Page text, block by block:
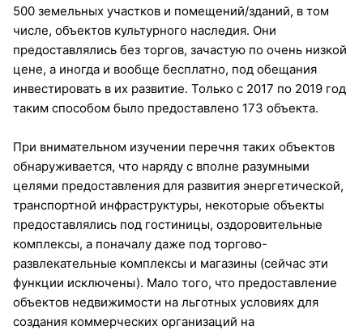
500 земельных участков и помещений/зданий, в том
числе, объектов культурного наследия. Они
предоставлялись без торгов, зачастую по очень низкой
цене, а иногда и вообще бесплатно, под обещания
инвестировать в их развитие. Только с 2017 по 2019 год
таким способом было предоставлено 173 объекта.
При внимательном изучении перечня таких объектов
обнаруживается, что наряду с вполне разумными
целями предоставления для развития энергетической,
транспортной инфраструктуры, некоторые объекты
предоставлялись под гостиницы, оздоровительные
комплексы, а поначалу даже под торгово-
развлекательные комплексы и магазины (сейчас эти
функции исключены). Мало того, что предоставление
объектов недвижимости на льготных условиях для
создания коммерческих организаций на